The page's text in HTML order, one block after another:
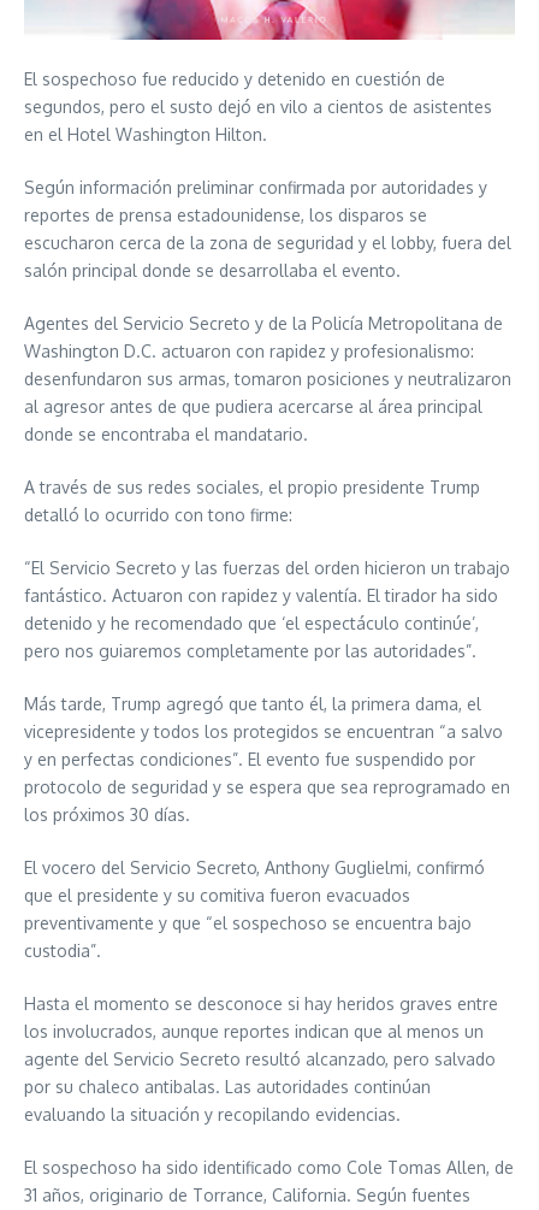
El sospechoso fue reducido y detenido en cuestión de
segundos, pero el susto dejó en vilo a cientos de asistentes
en el Hotel Washington Hilton.
Según información preliminar confirmada por autoridades y
reportes de prensa estadounidense, los disparos se
escucharon cerca de la zona de seguridad y el lobby, fuera del
salón principal donde se desarrollaba el evento.
Agentes del Servicio Secreto y de la Policía Metropolitana de
Washington D.C. actuaron con rapidez y profesionalismo:
desenfundaron sus armas, tomaron posiciones y neutralizaron
al agresor antes de que pudiera acercarse al área principal
donde se encontraba el mandatario.
A través de sus redes sociales, el propio presidente Trump
detalló lo ocurrido con tono firme:
“El Servicio Secreto y las fuerzas del orden hicieron un trabajo
fantástico. Actuaron con rapidez y valentía. El tirador ha sido
detenido y he recomendado que ‘el espectáculo continúe’,
pero nos guiaremos completamente por las autoridades”.
Más tarde, Trump agregó que tanto él, la primera dama, el
vicepresidente y todos los protegidos se encuentran “a salvo
y en perfectas condiciones”. El evento fue suspendido por
protocolo de seguridad y se espera que sea reprogramado en
los próximos 30 días.
El vocero del Servicio Secreto, Anthony Guglielmi, confirmó
que el presidente y su comitiva fueron evacuados
preventivamente y que “el sospechoso se encuentra bajo
custodia”.
Hasta el momento se desconoce si hay heridos graves entre
los involucrados, aunque reportes indican que al menos un
agente del Servicio Secreto resultó alcanzado, pero salvado
por su chaleco antibalas. Las autoridades continúan
evaluando la situación y recopilando evidencias.
El sospechoso ha sido identificado como Cole Tomas Allen, de
31 años, originario de Torrance, California. Según fuentes